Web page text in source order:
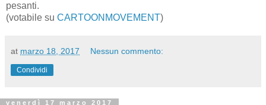
pesanti.
(votabile su CARTOONMOVEMENT)
at marzo 18, 2017 Nessun commento:
Condividi
venerdì 17 marzo 2017